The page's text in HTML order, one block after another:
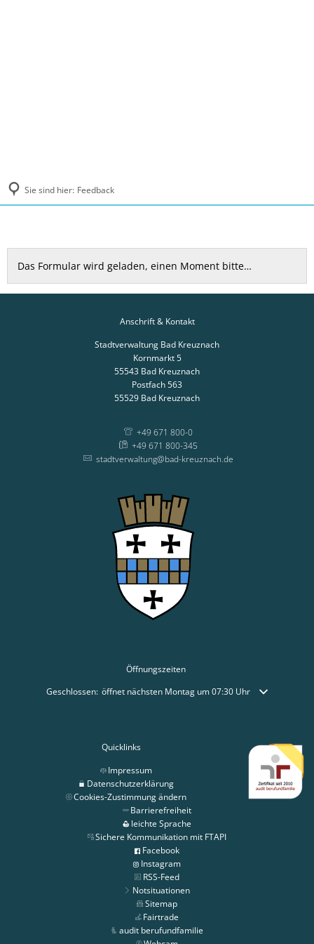
Sie sind hier: Feedback
Feedback
Das Formular wird geladen, einen Moment bitte…
Anschrift & Kontakt
Stadtverwaltung Bad Kreuznach
Kornmarkt 5
55543 Bad Kreuznach
Postfach 563
55529 Bad Kreuznach
+49 671 800-0
+49 671 800-345
stadtverwaltung@bad-kreuznach.de
Öffnungszeiten
Klicken, um weitere Öffnungs- oder Schließzeiten auszublenden
Geschlossen: öffnet nächsten Montag um 07:30 Uhr
Quicklinks
Impressum
Datenschutzerklärung
Cookies-Zustimmung ändern
Barrierefreiheit
leichte Sprache
Sichere Kommunikation mit FTAPI
Facebook
Instagram
RSS-Feed
Notsituationen
Sitemap
Fairtrade
audit berufundfamilie